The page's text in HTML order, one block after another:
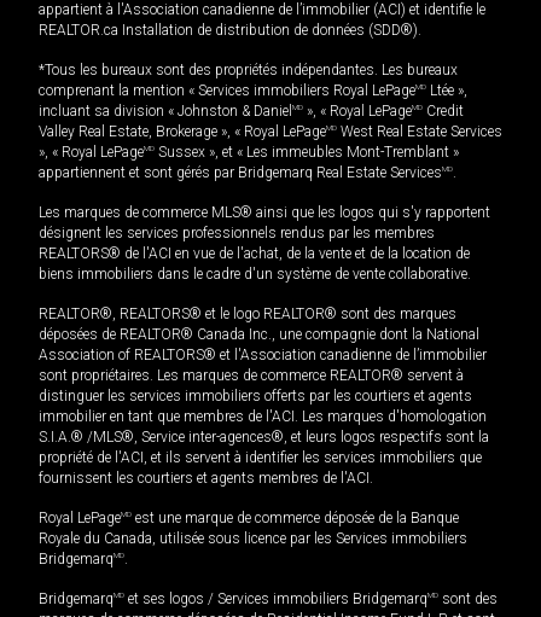
appartient à l'Association canadienne de l’immobilier (ACI) et identifie le
REALTOR.ca Installation de distribution de données (SDD®).
*Tous les bureaux sont des propriétés indépendantes. Les bureaux
comprenant la mention « Services immobiliers Royal LePageMD Ltée »,
incluant sa division « Johnston & Daniel MD », « Royal LePageMD Credit
Valley Real Estate, Brokerage », « Royal LePageMD West Real Estate Services
», « Royal LePageMD Sussex », et « Les immeubles Mont-Tremblant »
appartiennent et sont gérés par Bridgemarq Real Estate ServicesMD.
Les marques de commerce MLS® ainsi que les logos qui s'y rapportent
désignent les services professionnels rendus par les membres
REALTORS® de l'ACI en vue de l'achat, de la vente et de la location de
biens immobiliers dans le cadre d'un système de vente collaborative.
REALTOR®, REALTORS® et le logo REALTOR® sont des marques
déposées de REALTOR® Canada Inc., une compagnie dont la National
Association of REALTORS® et l'Association canadienne de l’immobilier
sont propriétaires. Les marques de commerce REALTOR® servent à
distinguer les services immobiliers offerts par les courtiers et agents
immobilier en tant que membres de l'ACI. Les marques d'homologation
S.I.A.® /MLS®, Service inter-agences®, et leurs logos respectifs sont la
propriété de l'ACI, et ils servent à identifier les services immobiliers que
fournissent les courtiers et agents membres de l'ACI.
Royal LePageMD est une marque de commerce déposée de la Banque
Royale du Canada, utilisée sous licence par les Services immobiliers
BridgemarqMD.
BridgemarqMD et ses logos / Services immobiliers BridgemarqMD sont des